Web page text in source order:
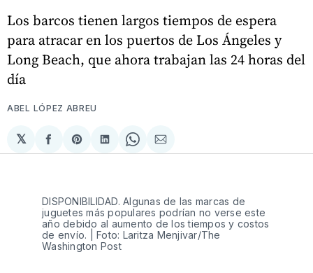
Los barcos tienen largos tiempos de espera
para atracar en los puertos de Los Ángeles y
Long Beach, que ahora trabajan las 24 horas del
día
ABEL LÓPEZ ABREU
𝕏
Compartir
en
Share
on
Compartir
en
Share
on
Compartir
via
DISPONIBILIDAD. Algunas de las marcas de
juguetes más populares podrían no verse este
año debido al aumento de los tiempos y costos
de envío. | Foto: Laritza Menjivar/The
Washington Post